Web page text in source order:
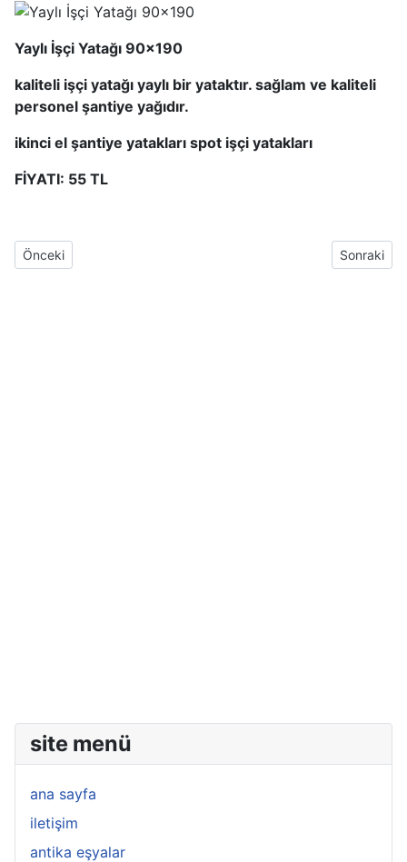
Yaylı İşçi Yatağı 90×190
kaliteli işçi yatağı yaylı bir yataktır. sağlam ve kaliteli
personel şantiye yağıdır.
ikinci el şantiye yatakları spot işçi yatakları
FİYATI: 55 TL
Önceki makale: Ekonomik Şantiye Ranzası 180×80 Cm FİYATI:
Önceki Sonraki
Sonraki
site menü
ana sayfa
iletişim
antika eşyalar